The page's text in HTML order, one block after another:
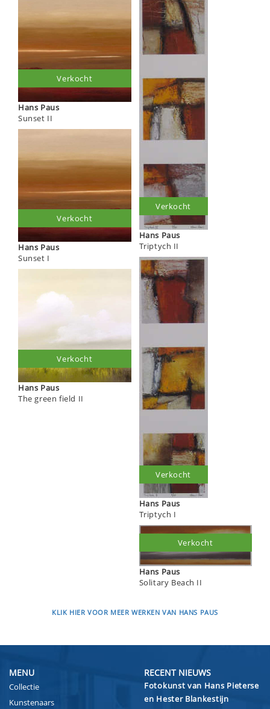
Hans Paus
Sunset II
Verkocht
Hans Paus
Sunset I
Verkocht
Hans Paus
The green field II
Verkocht
Hans Paus
Triptych II
Verkocht
Hans Paus
Triptych I
Verkocht
Hans Paus
Solitary Beach II
Verkocht
KLIK HIER VOOR MEER WERKEN VAN HANS PAUS
MENU
Collectie
Kunstenaars
RECENT NIEUWS
Fotokunst van Hans Pieterse
en Hester Blankestijn